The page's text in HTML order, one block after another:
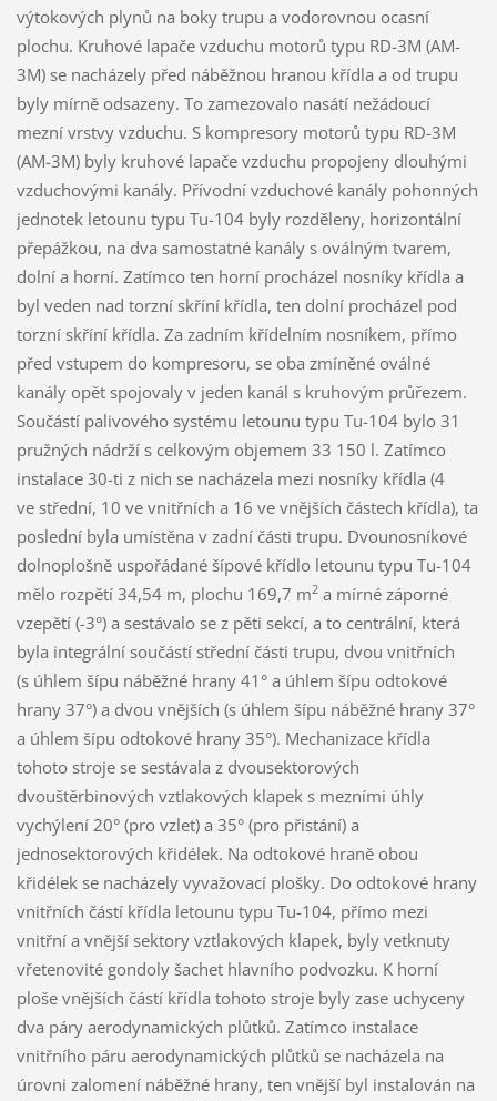
výtokových plynů na boky trupu a vodorovnou ocasní
plochu. Kruhové lapače vzduchu motorů typu RD-3M (AM-
3M) se nacházely před náběžnou hranou křídla a od trupu
byly mírně odsazeny. To zamezovalo nasátí nežádoucí
mezní vrstvy vzduchu. S kompresory motorů typu RD-3M
(AM-3M) byly kruhové lapače vzduchu propojeny dlouhými
vzduchovými kanály. Přívodní vzduchové kanály pohonných
jednotek letounu typu Tu-104 byly rozděleny, horizontální
přepážkou, na dva samostatné kanály s oválným tvarem,
dolní a horní. Zatímco ten horní procházel nosníky křídla a
byl veden nad torzní skříní křídla, ten dolní procházel pod
torzní skříní křídla. Za zadním křídelním nosníkem, přímo
před vstupem do kompresoru, se oba zmíněné oválné
kanály opět spojovaly v jeden kanál s kruhovým průřezem.
Součástí palivového systému letounu typu Tu-104 bylo 31
pružných nádrží s celkovým objemem 33 150 l. Zatímco
instalace 30-ti z nich se nacházela mezi nosníky křídla (4
ve střední, 10 ve vnitřních a 16 ve vnějších částech křídla), ta
poslední byla umístěna v zadní části trupu. Dvounosníkové
dolnoplošně uspořádané šípové křídlo letounu typu Tu-104
mělo rozpětí 34,54 m, plochu 169,7 m2a mírné záporné
vzepětí (-3°) a sestávalo se z pěti sekcí, a to centrální, která
byla integrální součástí střední části trupu, dvou vnitřních
(s úhlem šípu náběžné hrany 41° a úhlem šípu odtokové
hrany 37°) a dvou vnějších (s úhlem šípu náběžné hrany 37°
a úhlem šípu odtokové hrany 35°). Mechanizace křídla
tohoto stroje se sestávala z dvousektorových
dvouštěrbinových vztlakových klapek s mezními úhly
vychýlení 20° (pro vzlet) a 35° (pro přistání) a
jednosektorových křidélek. Na odtokové hraně obou
křidélek se nacházely vyvažovací plošky. Do odtokové hrany
vnitřních částí křídla letounu typu Tu-104, přímo mezi
vnitřní a vnější sektory vztlakových klapek, byly vetknuty
vřetenovité gondoly šachet hlavního podvozku. K horní
ploše vnějších částí křídla tohoto stroje byly zase uchyceny
dva páry aerodynamických plůtků. Zatímco instalace
vnitřního páru aerodynamických plůtků se nacházela na
úrovni zalomení náběžné hrany, ten vnější byl instalován na